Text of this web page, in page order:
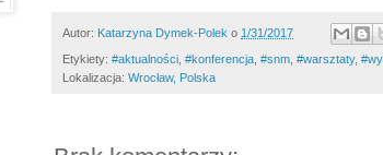
Autor: Katarzyna Dymek-Polek o 1/31/2017
Etykiety: #aktualności, ‪#‎konferencja‬‪, #snm, #warsztaty,
Lokalizacja: Wrocław, Polska